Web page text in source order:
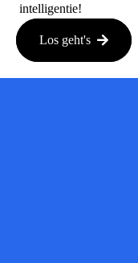
intelligentie!
Bron:techcrunch.de
Los geht's